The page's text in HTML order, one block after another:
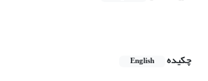
چکیده
English